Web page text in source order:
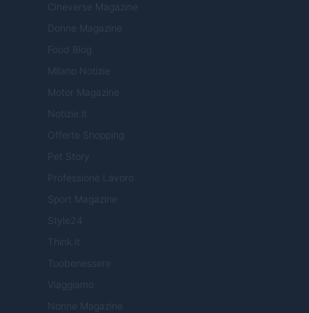
Cineverse Magazine
Donne Magazine
Food Blog
Milano Notizie
Motor Magazine
Notizie.it
Offerte Shopping
Pet Story
Professione Lavoro
Sport Magazine
Style24
Think.it
Tuobenessere
Viaggiamo
Nonne Magazine